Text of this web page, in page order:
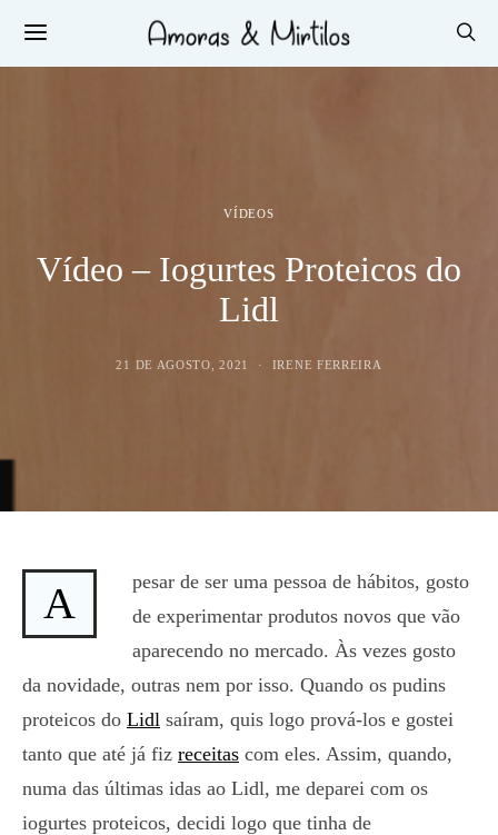
VÍDEOS
Vídeo – Iogurtes Proteicos do
Lidl
21 DE AGOSTO, 2021 IRENE FERREIRA
A
pesar de ser uma pessoa de hábitos, gosto
de experimentar produtos novos que vão
aparecendo no mercado. Às vezes gosto
da novidade, outras nem por isso. Quando os pudins
proteicos do Lidl saíram, quis logo prová-los e gostei
tanto que até já fiz receitas com eles. Assim, quando,
numa das últimas idas ao Lidl, me deparei com os
iogurtes proteicos, decidi logo que tinha de